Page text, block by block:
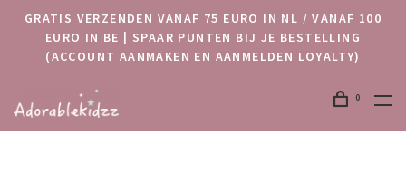
GRATIS VERZENDEN VANAF 75 EURO IN NL / VANAF 100
EURO IN BE | SPAAR PUNTEN BIJ JE BESTELLING
(ACCOUNT AANMAKEN EN AANMELDEN LOYALTY)
0